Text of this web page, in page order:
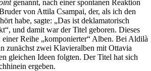
genannt, nach einer spontanen Reaktion
von Attila Csampai, der, als ich den
habe, sagte: „Das ist deklamatorisch
und damit war der Titel geboren. Dieses
Reihe „komponierter“ Alben. Bei Aldilà
zunächst zwei Klavieralben mit Ottavia
gleichen Ideen folgten. Der Titel hat sich
ergeben.